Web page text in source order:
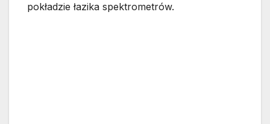
pokładzie łazika spektrometrów.